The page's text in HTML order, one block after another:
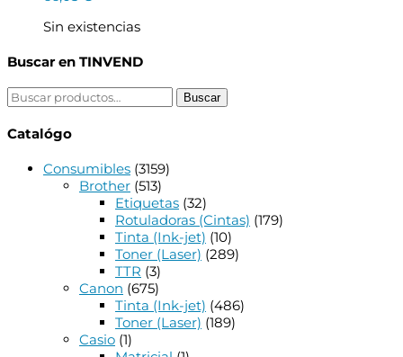
Sin existencias
Buscar en TINVEND
Buscar
por:
Buscar
Catalógo
Consumibles (3159)
Brother (513)
Etiquetas (32)
Rotuladoras (Cintas) (179)
Tinta (Ink-jet) (10)
Toner (Laser) (289)
TTR (3)
Canon (675)
Tinta (Ink-jet) (486)
Toner (Laser) (189)
Casio (1)